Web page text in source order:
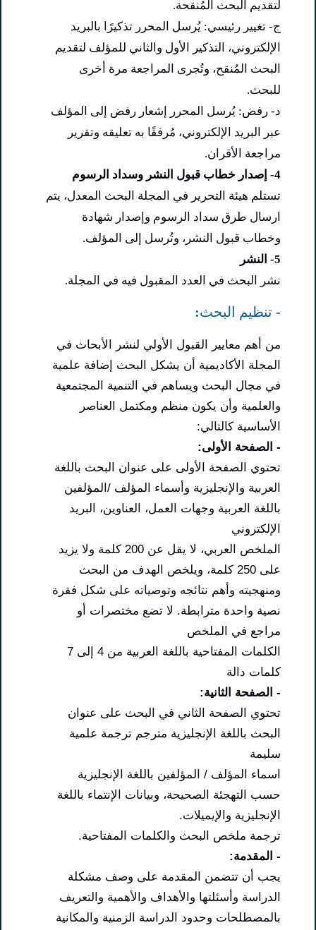
لتقديم البحث المُنقحة.
ج- تغيير رئيسي: يُرسل المحرر تذكيرًا بالبريد
الإلكتروني، التذكير الأول والثاني للمؤلف لتقديم
البحث المُنقح، وتُجرى المراجعة مرة أخرى
للبحث.
د- رفض: يُرسل المحرر إشعار رفض إلى المؤلف
عبر البريد الإلكتروني، مُرفقًا به تعليقه وتقرير
مراجعة الأقران.
4- إصدار خطاب قبول النشر وسداد الرسوم
تستلم هيئة التحرير في المجلة البحث المعدل، يتم
ارسال طرق سداد الرسوم وإصدار شهادة
وخطاب قبول النشر، وتُرسل إلى المؤلف.
5- النشر
نشر البحث في العدد المقبول فيه في المجلة.
- تنظيم البحث:
من أهم معايير القبول الأولي لنشر الأبحاث في
المجلة الأكاديمية أن يشكل البحث إضافة علمية
في مجال البحث ويساهم في التنمية المجتمعية
والعلمية وأن يكون منظم ومكتمل العناصر
الأساسية كالتالي:
- الصفحة الأولى:
تحتوي الصفحة الأولى على عنوان البحث باللغة
العربية والإنجليزية وأسماء المؤلف /المؤلفين
باللغة العربية وجهات العمل، العناوين، البريد
الإلكتروني
الملخص العربي، لا يقل عن 200 كلمة ولا يزيد
على 250 كلمة، ويلخص الهدف من البحث
ومنهجيته وأهم نتائجه وتوصياته على شكل فقرة
نصية واحدة مترابطة. لا تضع مختصرات أو
مراجع في الملخص
الكلمات المفتاحية باللغة العربية من 4 إلى 7
كلمات دالة
- الصفحة الثانية:
تحتوي الصفحة الثاني في البحث على عنوان
البحث باللغة الإنجليزية مترجم ترجمة علمية
سليمة
اسماء المؤلف / المؤلفين باللغة الإنجليزية
حسب التهجئة الصحيحة، وبيانات الإنتماء باللغة
الإنجليزية والإيميلات.
ترجمة ملخص البحث والكلمات المفتاحية.
- المقدمة:
يجب أن تتضمن المقدمة على وصف مشكلة
الدراسة وأسئلتها والأهداف والأهمية والتعريف
بالمصطلحات وحدود الدراسة الزمنية والمكانية